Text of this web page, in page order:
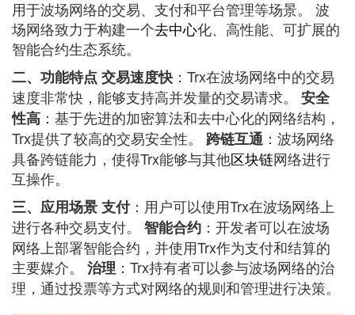
用于波场网络的交易、支付和平台管理等场景。 波
场网络致力于构建一个去中心化、高性能、可扩展的
智能合约生态系统。
二、功能特点 交易速度快 ：Trx在波场网络中的交易
速度非常快，能够支持高并发量的交易请求。 安全
性高 ：基于先进的加密算法和去中心化的网络结构，
Trx提供了较高的交易安全性。 跨链互通 ：波场网络
具备跨链能力，使得Trx能够与其他区块链网络进行
互操作。
三、应用场景支付：用户可以使用Trx在波场网络上
进行各种交易支付。 智能合约 ：开发者可以在波场
网络上部署智能合约，并使用Trx作为支付和结算的
主要媒介。 治理 ：Trx持有者可以参与波场网络的治
理，通过投票等方式对网络的规则和管理进行决策。